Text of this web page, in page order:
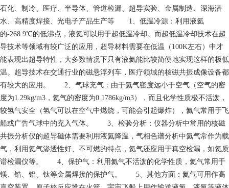
石化、制冷、医疗、半导体、管道检漏、超导实验、金属制造、深海潜
水、高精度焊接、光电子产品生产等 1、低温冷源：利用液氦
的-268.9℃的低沸点，液氦可以用于超低温冷却。而超低温冷却技术在超
导技术等领域有较广泛的应用，超导材料需要在低温（100K左右）中才
能表现出超导特性，大多数情况下只有液氦能比较简便地实现这样的极低
温。超导技术在交通行业的磁悬浮列车，医疗领域的核磁共振成像设备都
有较大的应用。 2、气球充气：由于氦气密度远小于空气（空气的密
度为1.29kg/m3，氦气的密度为0.1786kg/m3），而且化学性质极不活泼，
较氢气安全（氢气可以在空气中燃烧，可能会引起爆炸），氦气常用于飞
船或广告气球中的充入气体。 3、检验分析：仪器分析中常用的核磁
共振分析仪的超导磁体需要利用液氦降温，气相色谱分析中氦气常作为载
气，利用氦气渗透性好、不可燃的特点，氦气还应用于真空检漏，如氦质
谱检漏仪等。 4、保护气：利用氦气不活泼的化学性质，氦气常用于
镁、锆、铝、钛等金属焊接的保护气。 5、其他方面：氦气可用作高